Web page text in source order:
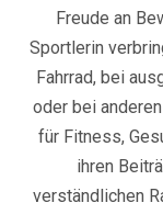
Freude an
Sportlerin
Fahrrad, bei
oder bei
für Fitness,
ihren
verständlichen